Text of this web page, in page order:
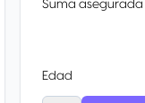
Suma asegurada
Edad